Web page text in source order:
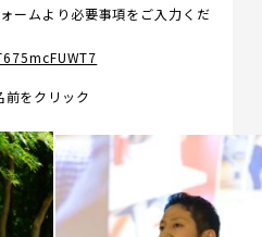
ームより必要事項をご入力くだ
をクリック